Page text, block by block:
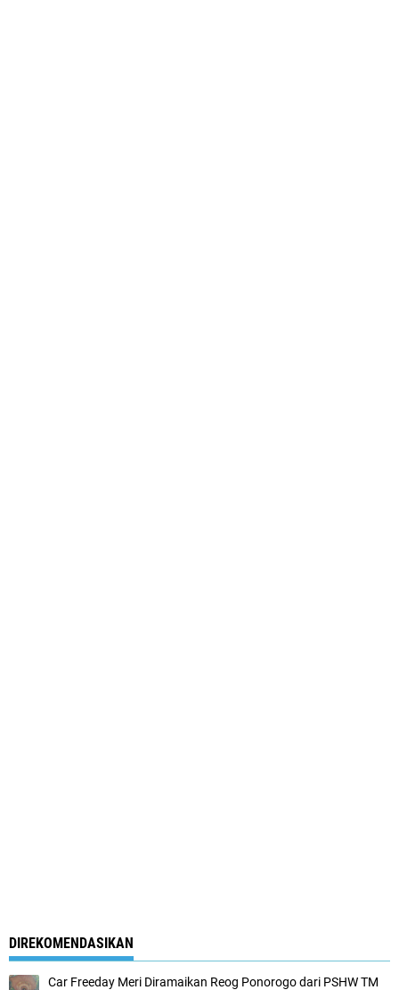
DIREKOMENDASIKAN
Car Freeday Meri Diramaikan Reog Ponorogo dari PSHW TM